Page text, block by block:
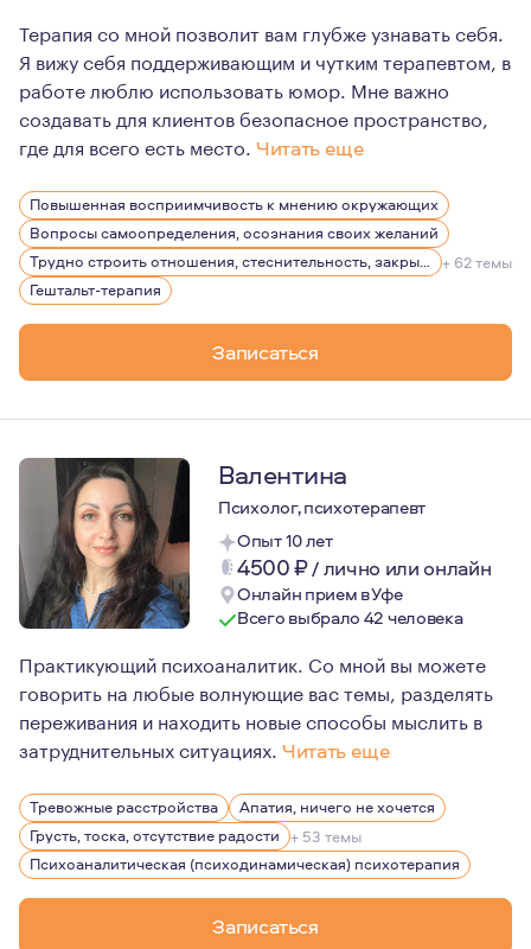
Терапия со мной позволит вам глубже узнавать себя.
Я вижу себя поддерживающим и чутким терапевтом, в
работе люблю использовать юмор. Мне важно
создавать для клиентов безопасное пространство,
где для всего есть место. Читать еще
Мне искренне интересен собственный путь
Я много внимания и энергии направляю на то, что бы
Повышенная восприимчивость к мнению окружающих
Вопросы самоопределения, осознания своих желаний
Трудно строить отношения, стеснительность, закрытость
+ 62 темы
Гештальт-терапия
Записаться
Валентина
Психолог, психотерапевт
Опыт 10 лет
4500₽/лично или онлайн
Онлайн прием в Уфе
Всего выбрало 42 человека
Практикующий психоаналитик. Со мной вы можете
говорить на любые волнующие вас темы, разделять
переживания и находить новые способы мыслить в
затруднительных ситуациях. Читать еще
Психоанализ - удивительный путь по знакомству с
Тревожные расстройства
Апатия, ничего не хочется
Грусть, тоска, отсутствие радости + 53 темы
Психоаналитическая (психодинамическая) психотерапия
Записаться